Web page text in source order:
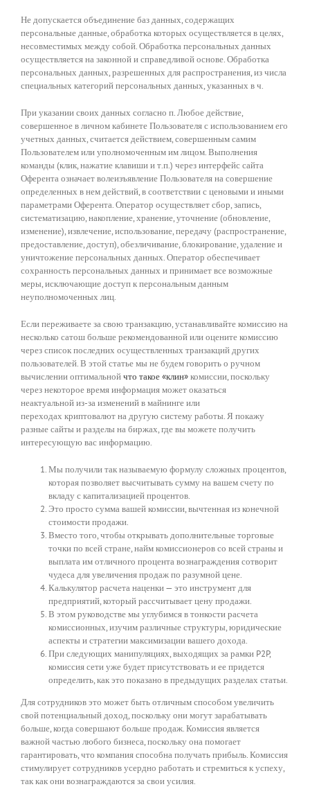
Не допускается объединение баз данных, содержащих
персональные данные, обработка которых осуществляется в целях,
несовместимых между собой. Обработка персональных данных
осуществляется на законной и справедливой основе. Обработка
персональных данных, разрешенных для распространения, из числа
специальных категорий персональных данных, указанных в ч.
При указании своих данных согласно п. Любое действие,
совершенное в личном кабинете Пользователя с использованием его
учетных данных, считается действием, совершенным самим
Пользователем или уполномоченным им лицом. Выполнения
команды (клик, нажатие клавиши и т.п.) через интерфейс сайта
Оферента означает волеизъявление Пользователя на совершение
определенных в нем действий, в соответствии с ценовыми и иными
параметрами Оферента. Оператор осуществляет сбор, запись,
систематизацию, накопление, хранение, уточнение (обновление,
изменение), извлечение, использование, передачу (распространение,
предоставление, доступ), обезличивание, блокирование, удаление и
уничтожение персональных данных. Оператор обеспечивает
сохранность персональных данных и принимает все возможные
меры, исключающие доступ к персональным данным
неуполномоченных лиц.
Если переживаете за свою транзакцию, устанавливайте комиссию на
несколько сатош больше рекомендованной или оцените комиссию
через список последних осуществленных транзакций других
пользователей. В этой статье мы не будем говорить о ручном
вычислении оптимальнойчто такое «клин»комиссии, поскольку
через некоторое время информация может оказаться
неактуальной из-за изменений в майнинге или
переходах криптовалют на другую систему работы. Я покажу
разные сайты и разделы на биржах, где вы можете получить
интересующую вас информацию.
Мы получили так называемую формулу сложных процентов,
которая позволяет высчитывать сумму на вашем счету по
вкладу с капитализацией процентов.
Это просто сумма вашей комиссии, вычтенная из конечной
стоимости продажи.
Вместо того, чтобы открывать дополнительные торговые
точки по всей стране, найм комиссионеров со всей страны и
выплата им отличного процента вознаграждения сотворит
чудеса для увеличения продаж по разумной цене.
Калькулятор расчета наценки — это инструмент для
предприятий, который рассчитывает цену продажи.
В этом руководстве мы углубимся в тонкости расчета
комиссионных, изучим различные структуры, юридические
аспекты и стратегии максимизации вашего дохода.
При следующих манипуляциях, выходящих за рамки P2P,
комиссия сети уже будет присутствовать и ее придется
определить, как это показано в предыдущих разделах статьи.
Для сотрудников это может быть отличным способом увеличить
свой потенциальный доход, поскольку они могут зарабатывать
больше, когда совершают больше продаж. Комиссия является
важной частью любого бизнеса, поскольку она помогает
гарантировать, что компания способна получать прибыль. Комиссия
стимулирует сотрудников усердно работать и стремиться к успеху,
так как они вознаграждаются за свои усилия.